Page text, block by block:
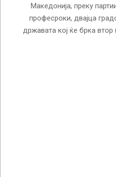
Македонија, преку
професроки, двајца
државата кој ќе брка